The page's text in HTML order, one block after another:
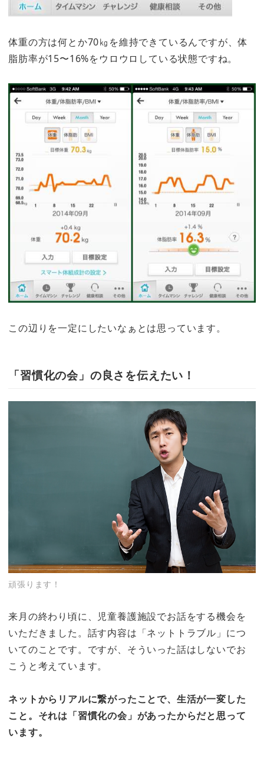
体重の方は何とか70㎏を維持できているんですが、体
脂肪率が15〜16%をウロウロしている状態ですね。
この辺りを一定にしたいなぁとは思っています。
「習慣化の会」の良さを伝えたい！
頑張ります！
来月の終わり頃に、児童養護施設でお話をする機会を
いただきました。話す内容は「ネットトラブル」につ
いてのことです。ですが、そういった話はしないでお
こうと考えています。
ネットからリアルに繋がったことで、生活が一変した
こと。それは「習慣化の会」があったからだと思って
います。